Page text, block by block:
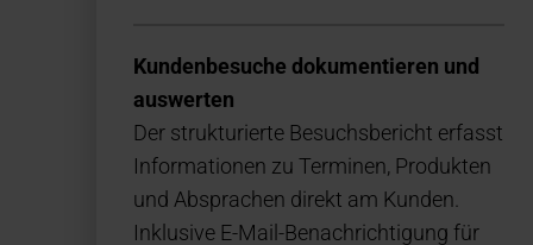
Kundenbesuche dokumentieren und
auswerten
Der strukturierte Besuchsbericht erfasst
Informationen zu Terminen, Produkten
und Absprachen direkt am Kunden.
Inklusive E-Mail-Benachrichtigung für